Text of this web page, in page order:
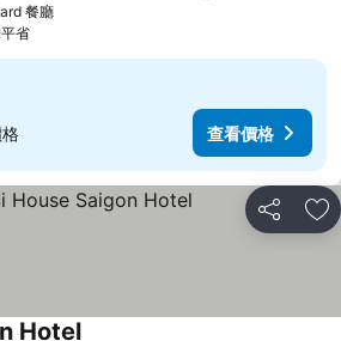
餐廳查看價格
省
查看價格
分享 加
Hotel